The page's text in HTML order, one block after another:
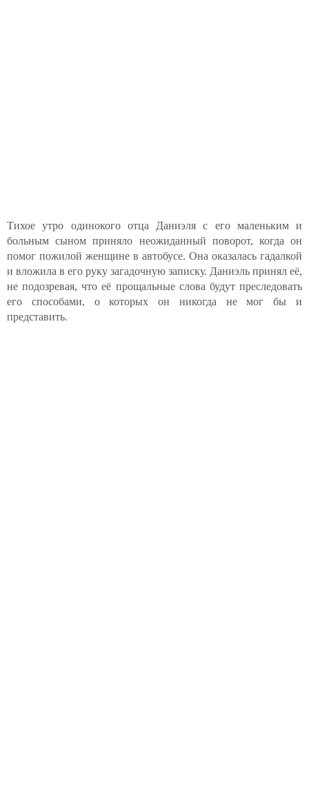
Тихое утро одинокого отца Даниэля с его маленьким и
больным сыном приняло неожиданный поворот, когда он
помог пожилой женщине в автобусе. Она оказалась гадалкой
и вложила в его руку загадочную записку. Даниэль принял её,
не подозревая, что её прощальные слова будут преследовать
его способами, о которых он никогда не мог бы и
представить.